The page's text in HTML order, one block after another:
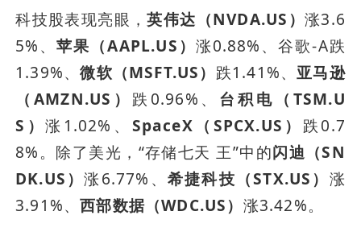
科技股表现亮眼，英伟达（NVDA.US） 涨3.6
5%、苹果（AAPL.US） 涨0.88%、谷歌-A跌
1.39%、微软（MSFT.US） 跌1.41%、亚马逊
（AMZN.US） 跌0.96%、 台积电（TSM.U
S）涨1.02%、 SpaceX（SPCX.US） 跌0.7
8%。除了美光，“存储七天 王”中的闪迪（SN
DK.US）涨6.77%、 希捷科技（STX.US） 涨
3.91%、西部数据（WDC.US） 涨3.42%。